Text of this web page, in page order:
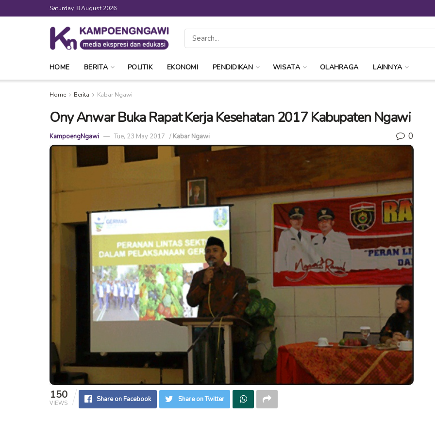
Saturday, 8 August 2026
HOME BERITA POLITIK EKONOMI PENDIDIKAN WISATA OLAHRAGA LAINNYA
Home Berita Kabar Ngawi
Ony Anwar Buka Rapat Kerja Kesehatan 2017 Kabupaten Ngawi
KampoengNgawi Tue, 23 May 2017 / Kabar Ngawi 0
150
VIEWS Share on Facebook Share on Twitter